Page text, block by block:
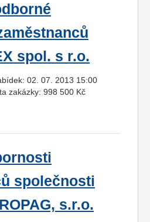
spol. s r.o.
02. 07. 2013 15:00
zakázky: 998 500 Kč
společnosti
s.r.o.